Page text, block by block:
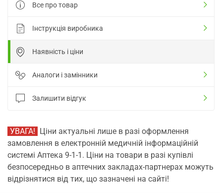
Все про товар
Інструкція виробника
Наявність і ціни
Аналоги і замінники
Залишити відгук
УВАГА! Ціни актуальні лише в разі оформлення
замовлення в електронній медичній інформаційній
системі Аптека 9-1-1. Ціни на товари в разі купівлі
безпосередньо в аптечних закладах-партнерах можуть
відрізнятися від тих, що зазначені на сайті!